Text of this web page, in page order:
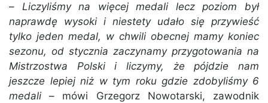
– Liczyliśmy na więcej medali lecz poziom był
naprawdę wysoki i niestety udało się przywieść
tylko jeden medal, w chwili obecnej mamy koniec
sezonu, od stycznia zaczynamy przygotowania na
Mistrzostwa Polski i liczymy, że pójdzie nam
jeszcze lepiej niż w tym roku gdzie zdobyliśmy 6
medali – mówi Grzegorz Nowotarski, zawodnik